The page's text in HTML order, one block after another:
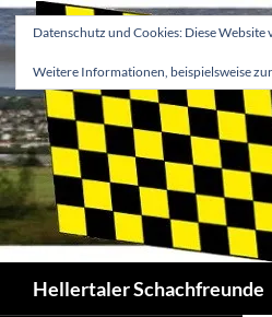
Zum
Inhalt
springen
Hellertaler Schachfreunde
Datenschutz und Cookies: Diese
Weitere Informationen, beispielsweise